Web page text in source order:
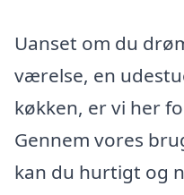
Uanset om du
værelse, en
køkken, er vi her
Gennem vores
kan du hurtigt og